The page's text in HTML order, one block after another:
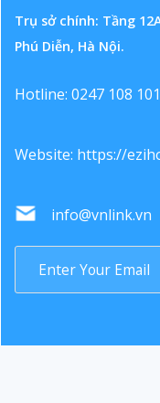
Trụ sở chính: Tầng
Phú Diễn, Hà Nội.
Hotline: 0247 108
Website: https://
info@vnlink.vn